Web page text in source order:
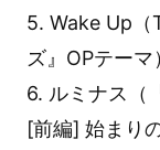
5. Wake Up（
ズ』OPテーマ
6. ルミナス（
[前編] 始まり